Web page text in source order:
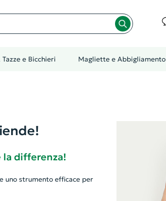
Tazze e Bicchieri Magliette e Abbigliamento
la differenza!
uno strumento efficace per